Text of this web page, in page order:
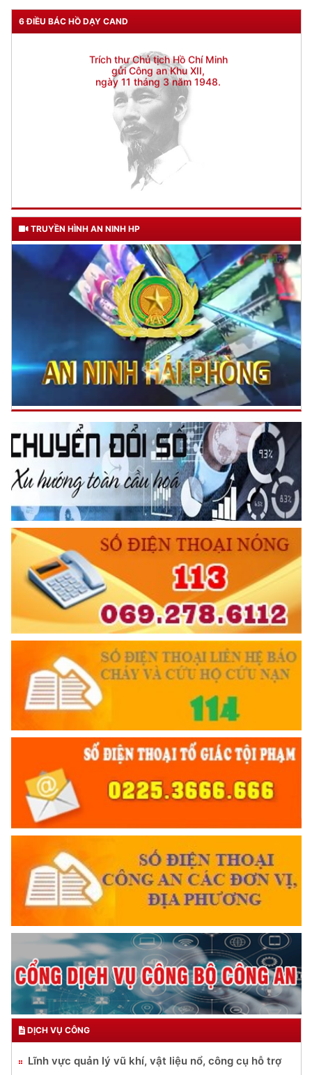
6 ĐIỀU BÁC HỒ DẠY CANDgửi Công an Khu XII,
ngày 11 tháng 3 năm 1948.
TRUYỀN HÌNH AN NINH HP
DỊCH VỤ CÔNG
Lĩnh vực quản lý vũ khí, vật liệu nổ, công cụ hỗ trợ